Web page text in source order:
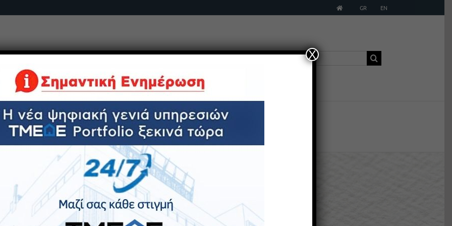
GR EN
Χτίζουμε το μέλλον με αξιοπιστία, καινοτομία και εξωστρέφεια
Αναζήτηση
ΗΛΕΚΤΡΟΝΙΚΕΣ ΥΠΗΡΕΣΙΕΣ
ΕΤΑΙΡΕΙΕΣ ΟΜΙΛΟΥ
Χ